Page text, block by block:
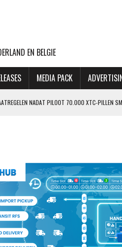
EN BELGIE
MEDIA PACK
NADAT PILOOT 70.000 XTC-PILLEN
MET BOEING 777F OOIT UIT
LAATSTE MOMENT AFGEBLAZEN